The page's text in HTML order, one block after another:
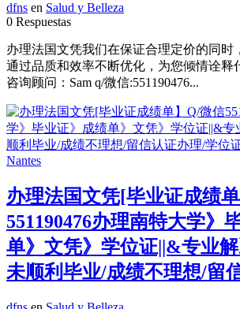
dfns en Salud y Belleza
0 Respuestas
办理法国文凭我们在保证合理定价的同时
通过品质和效率不断优化，为您倾情诠释
咨询顾问：Sam q/微信:551190476...
办理法国文凭[毕业证成绩
551190476办理南特大学》
单》文凭》学位证||&专业
未顺利毕业/成绩不理想/留